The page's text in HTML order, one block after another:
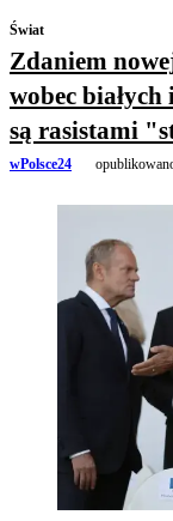
Świat
Zdaniem
wobec
są rasistami
wPolsce24